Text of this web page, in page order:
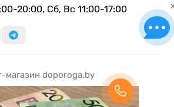
20:00, Сб, Вс 11:00-17:00
doporoga.by